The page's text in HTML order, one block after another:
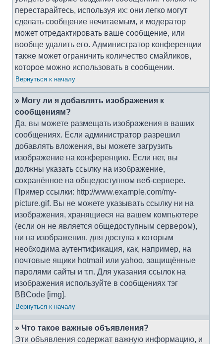
перестарайтесь, используя их: они легко могут
сделать сообщение нечитаемым, и модератор
может отредактировать ваше сообщение, или
вообще удалить его. Администратор конференции
также может ограничить количество смайликов,
которое можно использовать в сообщении.
Вернуться к началу
» Могу ли я добавлять изображения к
сообщениям?
Да, вы можете размещать изображения в ваших
сообщениях. Если администратор разрешил
добавлять вложения, вы можете загрузить
изображение на конференцию. Если нет, вы
должны указать ссылку на изображение,
сохранённое на общедоступном веб-сервере.
Пример ссылки: http://www.example.com/my-
picture.gif. Вы не можете указывать ссылку ни на
изображения, хранящиеся на вашем компьютере
(если он не является общедоступным сервером),
ни на изображения, для доступа к которым
необходима аутентификация, как, например, на
почтовые ящики hotmail или yahoo, защищённые
паролями сайты и т.п. Для указания ссылок на
изображения используйте в сообщениях тэг
BBCode [img].
Вернуться к началу
» Что такое важные объявления?
Эти объявления содержат важную информацию, и